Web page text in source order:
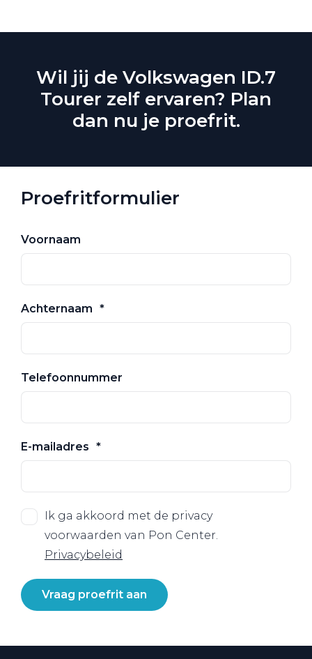
Wil jij de Volkswagen ID.7
Tourer zelf ervaren? Plan
dan nu je proefrit.
Proefritformulier
Voornaam
Achternaam
Telefoonnummer
E-mailadres
Ik ga akkoord met de privacy
voorwaarden van Pon Center.
Privacybeleid
Vraag proefrit aan